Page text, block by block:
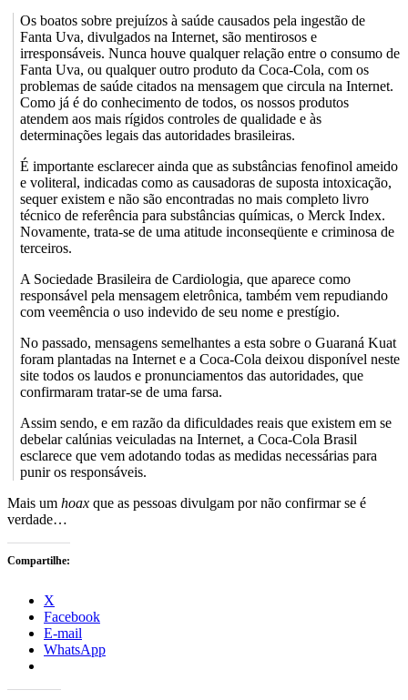
Os boatos sobre prejuízos à saúde causados pela ingestão de
Fanta Uva, divulgados na Internet, são mentirosos e
irresponsáveis. Nunca houve qualquer relação entre o consumo de
Fanta Uva, ou qualquer outro produto da Coca-Cola, com os
problemas de saúde citados na mensagem que circula na Internet.
Como já é do conhecimento de todos, os nossos produtos
atendem aos mais rígidos controles de qualidade e às
determinações legais das autoridades brasileiras.
É importante esclarecer ainda que as substâncias fenofinol ameido
e voliteral, indicadas como as causadoras de suposta intoxicação,
sequer existem e não são encontradas no mais completo livro
técnico de referência para substâncias químicas, o Merck Index.
Novamente, trata-se de uma atitude inconseqüente e criminosa de
terceiros.
A Sociedade Brasileira de Cardiologia, que aparece como
responsável pela mensagem eletrônica, também vem repudiando
com veemência o uso indevido de seu nome e prestígio.
No passado, mensagens semelhantes a esta sobre o Guaraná Kuat
foram plantadas na Internet e a Coca-Cola deixou disponível neste
site todos os laudos e pronunciamentos das autoridades, que
confirmaram tratar-se de uma farsa.
Assim sendo, e em razão da dificuldades reais que existem em se
debelar calúnias veiculadas na Internet, a Coca-Cola Brasil
esclarece que vem adotando todas as medidas necessárias para
punir os responsáveis.
Mais um hoax que as pessoas divulgam por não confirmar se é
verdade…
Compartilhe:
X
Facebook
E-mail
WhatsApp